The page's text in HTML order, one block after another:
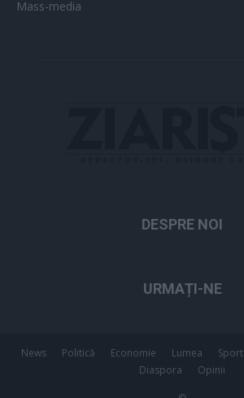
Mass-media
DESPRE NOI
URMAȚI-NE
News Politică Economie Lumea Sport
Diaspora
Opinii